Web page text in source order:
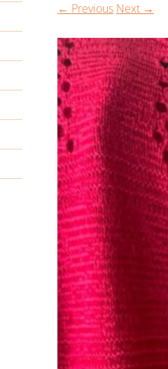
← Previous Next →